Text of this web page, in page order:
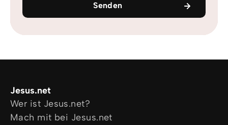
Senden
Jesus.net
Wer ist Jesus.net?
Mach mit bei Jesus.net